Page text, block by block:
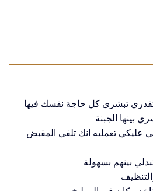
عليكي تعمليه انك تلفي المقبض